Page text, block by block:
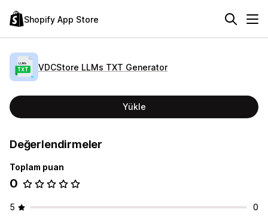
Shopify App Store
VDCStore LLMs TXT Generator
Yükle
Değerlendirmeler
Toplam puan
0
5
0